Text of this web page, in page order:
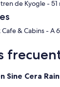
de Kyogle - 51
Sine Cera